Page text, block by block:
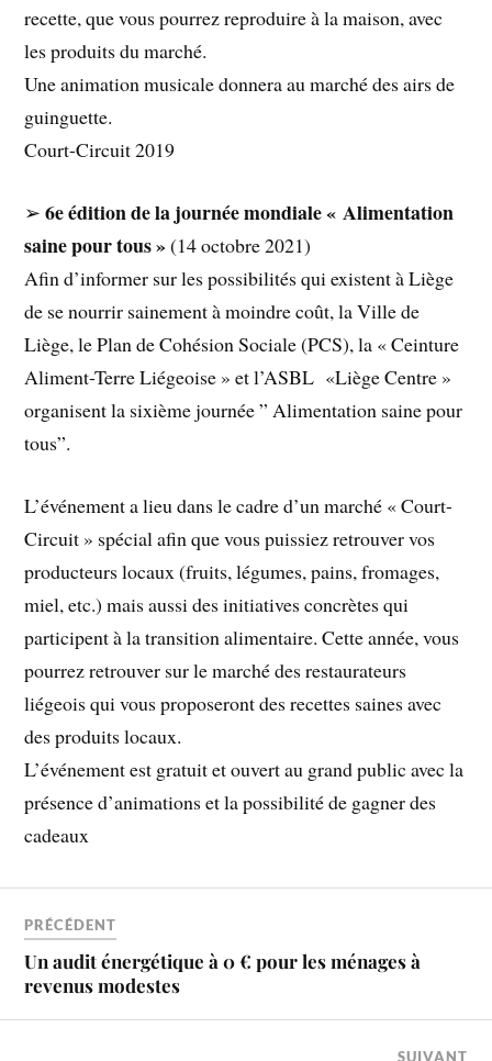
recette, que vous pourrez reproduire à la maison, avec
les produits du marché.
Une animation musicale donnera au marché des airs de
guinguette.
Court-Circuit 2019
➢6e édition de la journée mondiale « Alimentation
saine pour tous »(14 octobre 2021)
Afin d’informer sur les possibilités qui existent à Liège
de se nourrir sainement à moindre coût, la Ville de
Liège, le Plan de Cohésion Sociale (PCS), la « Ceinture
Aliment-Terre Liégeoise » et l’ASBL «Liège Centre »
organisent la sixième journée ” Alimentation saine pour
tous”.
L’événement a lieu dans le cadre d’un marché « Court-
Circuit » spécial afin que vous puissiez retrouver vos
producteurs locaux (fruits, légumes, pains, fromages,
miel, etc.) mais aussi des initiatives concrètes qui
participent à la transition alimentaire. Cette année, vous
pourrez retrouver sur le marché des restaurateurs
liégeois qui vous proposeront des recettes saines avec
des produits locaux.
L’événement est gratuit et ouvert au grand public avec la
présence d’animations et la possibilité de gagner des
cadeaux
PRÉCÉDENT
Un audit énergétique à 0 € pour les ménages à
revenus modestes
SUIVANT